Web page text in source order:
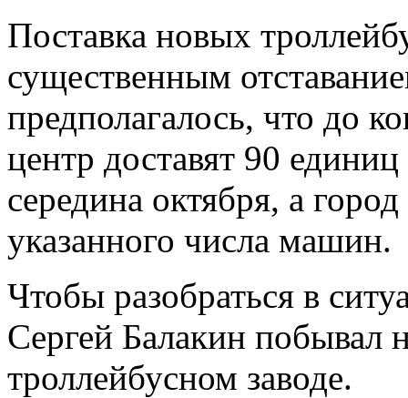
Поставка новых
существенным
предполагалось, что до
центр доставят 90
середина октября, а
указанного числа машин.
Чтобы разобраться в
Сергей Балакин
троллейбусном заводе.